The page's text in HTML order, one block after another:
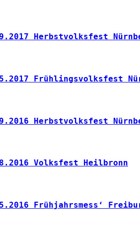
Herbstvolksfest
Frühlingsvolksfest
Herbstvolksfest
Volksfest Heilbronn
Frühjahrsmess‘